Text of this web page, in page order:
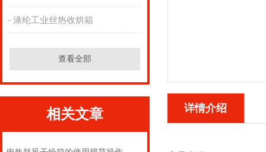
涤纶工业丝热收烘箱
查看全部
相关文章 详情介绍